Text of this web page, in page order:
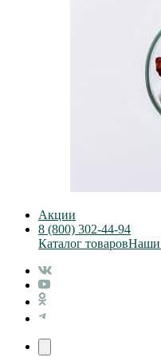
Акции
8 (800) 302-44-94
Каталог товаровНаши